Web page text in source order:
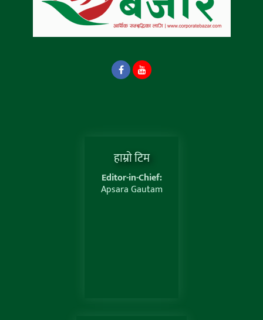
हाम्राे टिम
Editor-in-Chief:
Apsara Gautam